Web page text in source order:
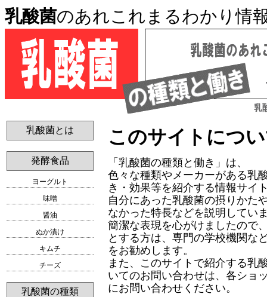
乳酸菌のあれこれまるわかり情
このサイトにつ
「乳酸菌の種類と働き」は、
色々な種類やメーカーがある乳
き・効果等を紹介する情報サイ
自分にあった乳酸菌の摂りかた
なかった特長などを説明してい
簡潔な表現を心がけましたので
とする方は、専門の学校機関な
をお勧めします。
また、このサイトで紹介する乳
いてのお問い合わせは、各ショ
にお問い合わせください。
乳酸菌とは
発酵食品
ヨーグルト
味噌
醤油
ぬか漬け
キムチ
チーズ
乳酸菌の種類